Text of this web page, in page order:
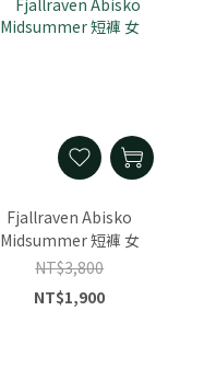
Fjallraven Abisko
Midsummer 短褲 女
NT$3,800
NT$1,900